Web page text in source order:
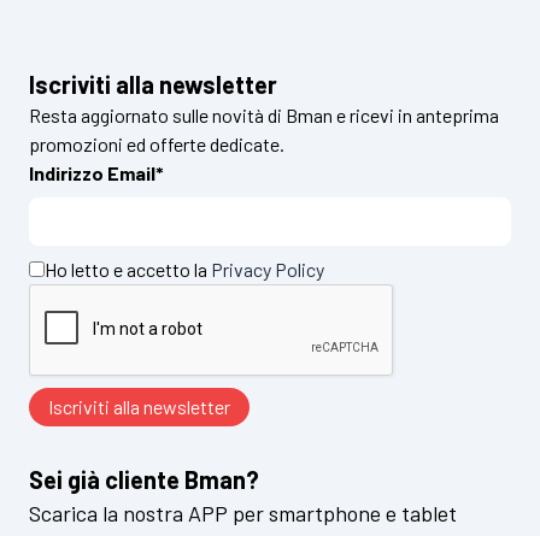
Iscriviti alla newsletter
Resta aggiornato sulle novità di Bman e ricevi in anteprima
promozioni ed offerte dedicate.
Indirizzo Email*
Ho letto e accetto la Privacy Policy
Sei già cliente Bman?
Scarica la nostra APP per smartphone e tablet